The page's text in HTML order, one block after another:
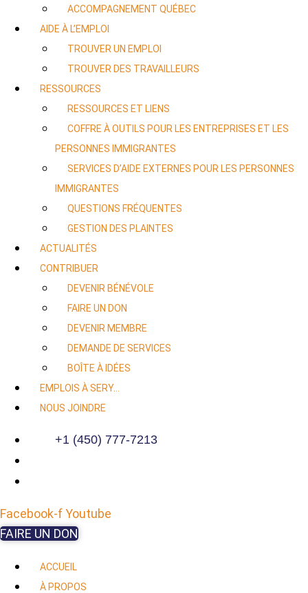
ACCOMPAGNEMENT QUÉBEC
AIDE À L’EMPLOI
TROUVER UN EMPLOI
TROUVER DES TRAVAILLEURS
RESSOURCES
RESSOURCES ET LIENS
COFFRE À OUTILS POUR LES ENTREPRISES ET LES
PERSONNES IMMIGRANTES
SERVICES D’AIDE EXTERNES POUR LES PERSONNES
IMMIGRANTES
QUESTIONS FRÉQUENTES
GESTION DES PLAINTES
ACTUALITÉS
CONTRIBUER
DEVENIR BÉNÉVOLE
FAIRE UN DON
DEVENIR MEMBRE
DEMANDE DE SERVICES
BOÎTE À IDÉES
EMPLOIS À SERY…
NOUS JOINDRE
+1 (450) 777-7213
Facebook-fYoutube
FAIRE UN DON
ACCUEIL
À PROPOS